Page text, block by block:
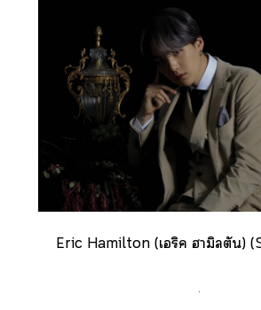
Eric Hamilton (เริค ฮามิลตัน)
.